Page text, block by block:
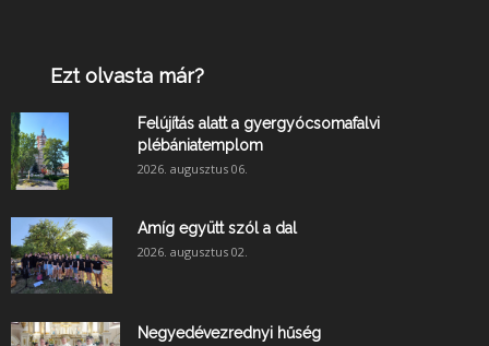
Ezt olvasta már?
Felújítás alatt a gyergyócsomafalvi
plébániatemplom
2026. augusztus 06.
Amíg együtt szól a dal
2026. augusztus 02.
Negyedévezrednyi hűség